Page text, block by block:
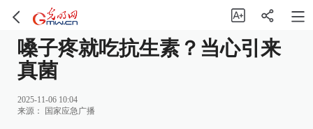
嗓子疼就吃抗生素？当心引来
真菌
2025-11-06 10:04
来源：
国家应急广播